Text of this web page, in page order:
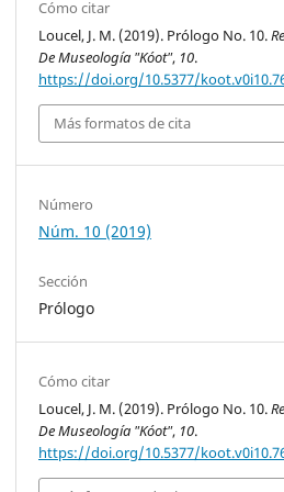
Cómo citar
Loucel, J. M. (2019). Prólogo No. 10.
De Museología "Kóot", 10.
https://doi.org/10.5377/
Más formatos de cita
Número
Núm. 10 (2019)
Sección
Prólogo
Cómo citar
Loucel, J. M. (2019). Prólogo No. 10.
De Museología "Kóot", 10.
https://doi.org/10.5377/